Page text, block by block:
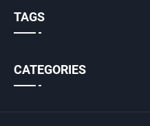
TAGS
CATEGORIES